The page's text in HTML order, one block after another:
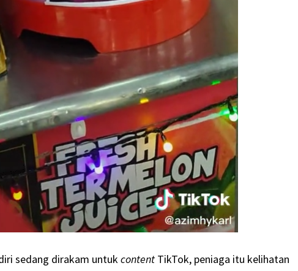
sedang dirakam untukcontent TikTok, peniaga itu kelihatan